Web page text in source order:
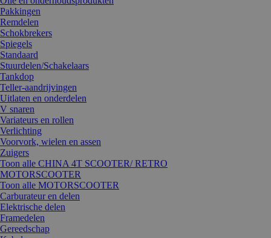
Pakkingen
Remdelen
Schokbrekers
Spiegels
Standaard
Stuurdelen/Schakelaars
Tankdop
Teller-aandrijvingen
Uitlaten en onderdelen
V snaren
Variateurs en rollen
Verlichting
Voorvork, wielen en assen
Zuigers
Toon alle CHINA 4T SCOOTER/ RETRO
MOTORSCOOTER
Toon alle MOTORSCOOTER
Carburateur en delen
Elektrische delen
Framedelen
Gereedschap